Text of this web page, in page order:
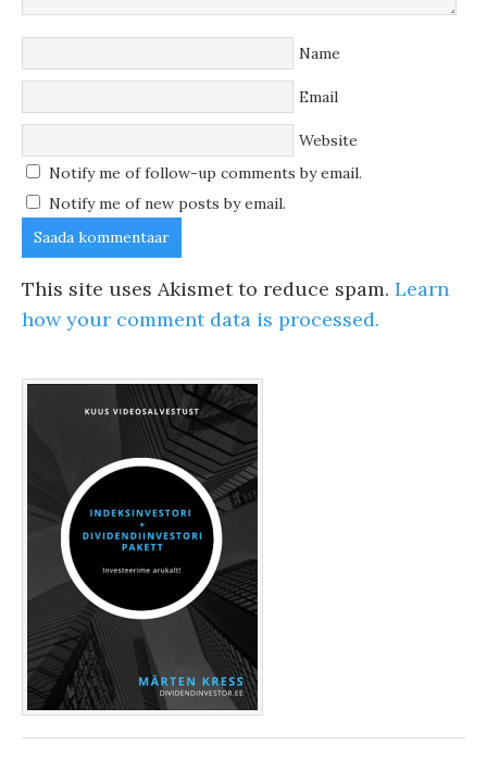
Name
Email
Website
Notify me of follow-up comments by email.
Notify me of new posts by email.
This site uses Akismet to reduce spam. Learn
how your comment data is processed.